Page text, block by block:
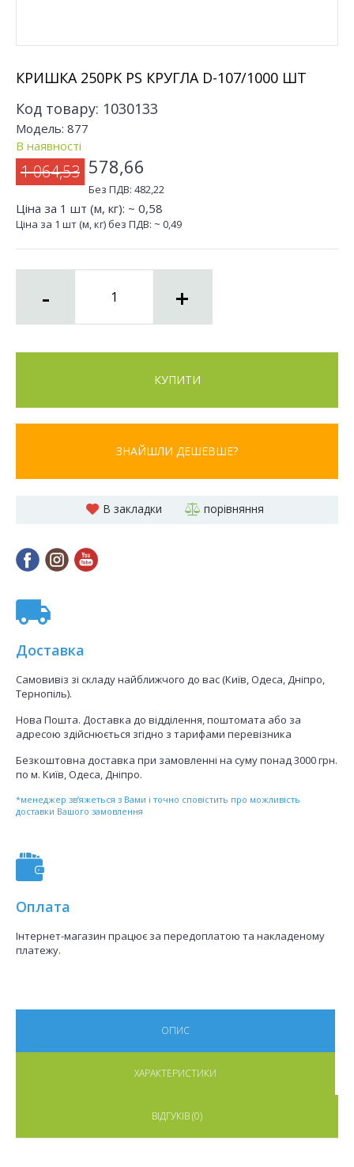
КРИШКА 250PK PS КРУГЛА D-107/1000 ШТ
Код товару: 1030133
Модель: 877
В наявності
1 064,53 578,66
Без ПДВ: 482,22
Ціна за 1 шт (м, кг): ~ 0,58
Ціна за 1 шт (м, кг) без ПДВ: ~ 0,49
- +
КУПИТИ
ЗНАЙШЛИ ДЕШЕВШЕ?
В закладки порівняння
Доставка
Самовивіз зі складу найближчого до вас (Київ, Одеса, Дніпро,
Тернопіль).
Нова Пошта. Доставка до відділення, поштомата або за
адресою здійснюється згідно з тарифами перевізника
Безкоштовна доставка при замовленні на суму понад 3000 грн.
по м. Київ, Одеса, Дніпро.
*менеджер зв’яжеться з Вами і точно сповістить про можливість
доставки Вашого замовлення
Оплата
Інтернет-магазин працює за передоплатою та накладеному
платежу.
ОПИС
ХАРАКТЕРИСТИКИ
ВІДГУКІВ (0)